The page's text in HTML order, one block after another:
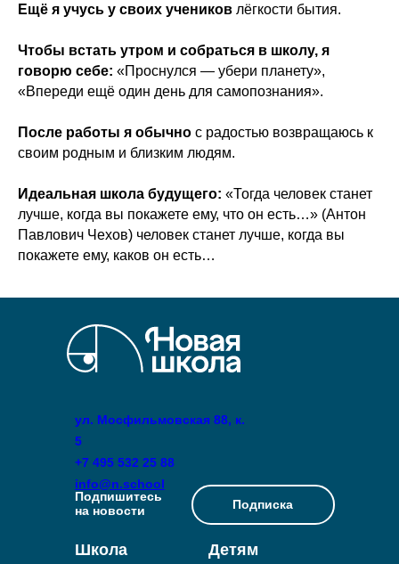
Ещё я учусь у своих учеников лёгкости бытия.
Чтобы встать утром и собраться в школу, я
говорю себе: «Проснулся — убери планету»,
«Впереди ещё один день для самопознания».
После работы я обычно с радостью возвращаюсь к
своим родным и близким людям.
Идеальная школа будущего: «Тогда человек станет
лучше, когда вы покажете ему, что он есть…» (Антон
Павлович Чехов) человек станет лучше, когда вы
покажете ему, каков он есть…
Школа Детям
Подписка
Подпишитесь
на новости
ул. Мосфильмовская 88, к.
5
+7 495 532 25 88
info@n.school